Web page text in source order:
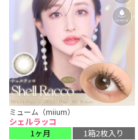
ミューム（miium）
シェルラッコ
1ヶ月
1箱2枚入り